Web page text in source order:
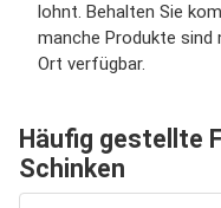
lohnt. Behalten Sie
manche Produkte sind
Ort verfügbar.
Häufig gestellte
Schinken